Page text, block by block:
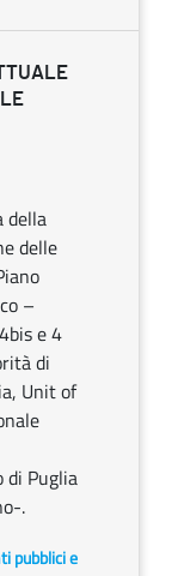
della
delle
–
e 4
di
Unit of
di Puglia
.
pubblici e